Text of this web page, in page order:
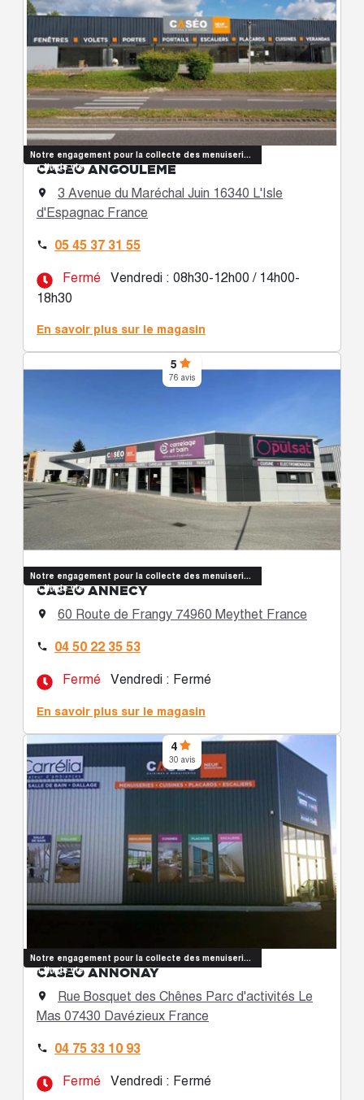
Notre engagement pour la collecte des menuiseries
en fin de vie
CASÉO ANGOULÊME

3 Avenue du Maréchal Juin 16340 L'Isle
d'Espagnac France
 05 45 37 31 55
Fermé
Vendredi : 08h30-12h00 / 14h00-
18h30
En savoir plus sur le magasin
5
76 avis
Notre engagement pour la collecte des menuiseries
en fin de vie
CASÉO ANNECY
 60 Route de Frangy 74960 Meythet France
 04 50 22 35 53
Fermé Vendredi : Fermé
En savoir plus sur le magasin
4
30 avis
Notre engagement pour la collecte des menuiseries
en fin de vie
CASÉO ANNONAY

Rue Bosquet des Chênes Parc d'activités Le
Mas 07430 Davézieux France
 04 75 33 10 93
Fermé Vendredi : Fermé